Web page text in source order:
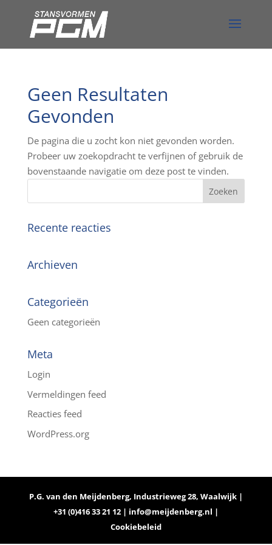
Geen Resultaten
Gevonden
De pagina die u zocht kon niet gevonden worden.
Probeer uw zoekopdracht te verfijnen of gebruik de
bovenstaande navigatie om deze post te vinden.
Recente reacties
Archieven
Categorieën
Geen categorieën
Meta
Login
Vermeldingen feed
Reacties feed
WordPress.org
P.G. van den Meijdenberg, Industrieweg 28, Waalwijk |
+31 (0)416 33 21 12 | info@meijdenberg.nl |
Cookiebeleid